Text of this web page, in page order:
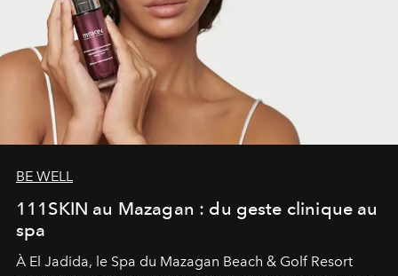
BE WELL
111SKIN au Mazagan : du geste clinique au
spa
À El Jadida, le Spa du Mazagan Beach & Golf Resort